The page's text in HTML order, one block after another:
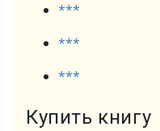
***
***
***
Купить книгу